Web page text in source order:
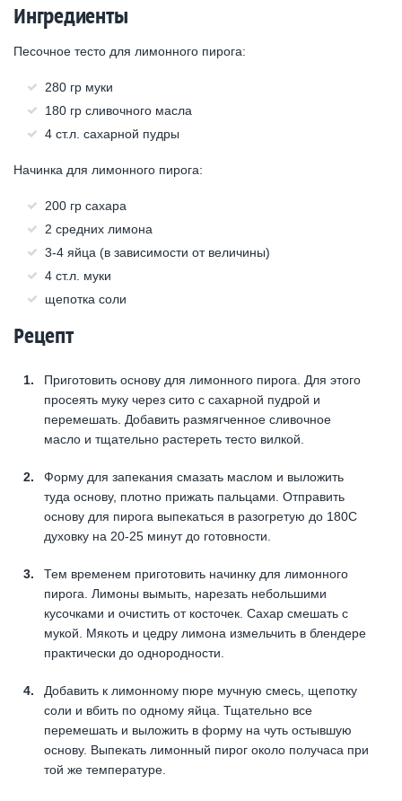
Ингредиенты
Песочное тесто для лимонного пирога:
280 гр муки
180 гр сливочного масла
4 ст.л. сахарной пудры
Начинка для лимонного пирога:
200 гр сахара
2 средних лимона
3-4 яйца (в зависимости от величины)
4 ст.л. муки
щепотка соли
Рецепт
Приготовить основу для лимонного пирога. Для этого
просеять муку через сито с сахарной пудрой и
перемешать. Добавить размягченное сливочное
масло и тщательно растереть тесто вилкой.
Форму для запекания смазать маслом и выложить
туда основу, плотно прижать пальцами. Отправить
основу для пирога выпекаться в разогретую до 180С
духовку на 20-25 минут до готовности.
Тем временем приготовить начинку для лимонного
пирога. Лимоны вымыть, нарезать небольшими
кусочками и очистить от косточек. Сахар смешать с
мукой. Мякоть и цедру лимона измельчить в блендере
практически до однородности.
Добавить к лимонному пюре мучную смесь, щепотку
соли и вбить по одному яйца. Тщательно все
перемешать и выложить в форму на чуть остывшую
основу. Выпекать лимонный пирог около получаса при
той же температуре.